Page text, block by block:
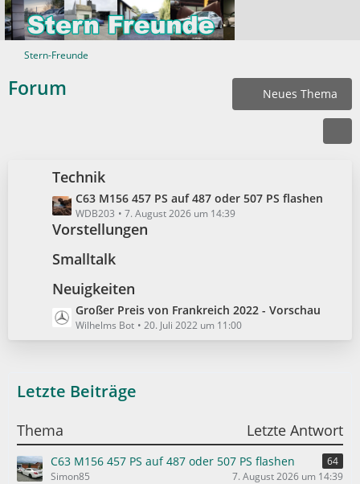
Stern-Freunde
Forum Neues Thema
Technik
L
e
t
t
B
e
t
g
C63 M156 457 PS auf 487 oder 507 PS flashen
WDB203 7. August 2026 um 14:39
Vorstellungen
Smalltalk
Neuigkeiten
L
e
t
e
i
t
r
Großer Preis von Frankreich 2022 - Vorschau
Wilhelms Bot 20. Juli 2022 um 11:00
Letzte Beiträge
Thema Letzte Antwort
C63 M156 457 PS auf 487 oder 507 PS flashen
64
Simon85
7. August 2026 um 14:39